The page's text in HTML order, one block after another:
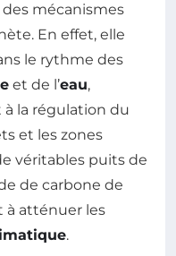
mécanismes
En effet, elle
le rythme des
et de l’eau,
la régulation du
et les zones
véritables puits de
de carbone de
à atténuer les
.